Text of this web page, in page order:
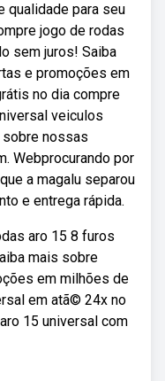
qualidade para seu
jogo de rodas
sem juros! Saiba
e promoções em
no dia compre
veiculos
nossas
Webprocurando por
a magalu separou
e entrega rápida.
aro 15 8 furos
mais sobre
em milhões de
em atã© 24x no
15 universal com